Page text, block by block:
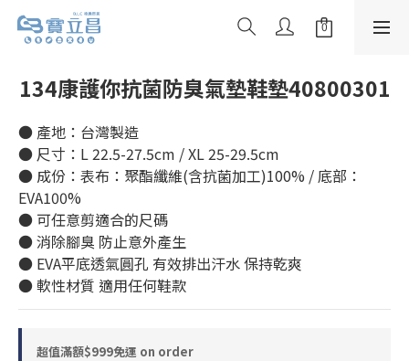
134康護你抗菌防臭氣墊鞋墊40800301
● 產地：台灣製造
● 尺寸：L 22.5-27.5cm / XL 25-29.5cm
● 成份：表布：聚酯纖維(含抗菌加工)100% / 底部：
EVA100%
● 可任意剪適合的尺碼
● 消除腳臭 防止意外產生
● EVA平底透氣圓孔 有效排出汗水 保持乾爽
● 軟性材質 適用任何鞋款
超值滿額$999免運 on order